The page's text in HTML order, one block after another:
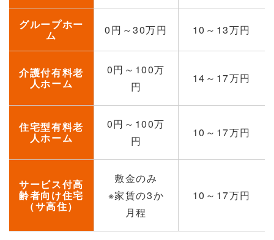
グループホー
ム 0円～30万円 10～13万円
介護付有料老
人ホーム
0円～100万
円
14～17万円
住宅型有料老
人ホーム
0円～100万
円
10～17万円
サービス付高
齢者向け住宅
（サ高住）
敷金のみ
※家賃の3か
月程
10～17万円